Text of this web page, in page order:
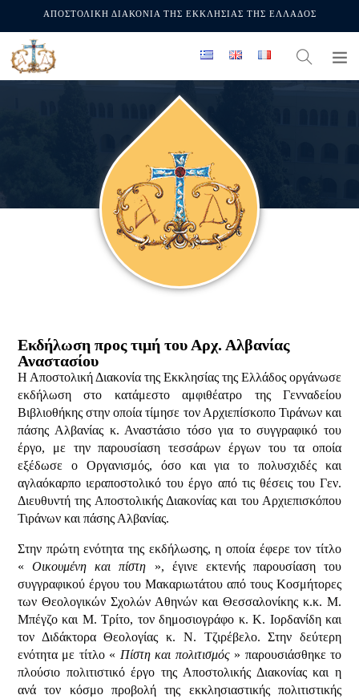
ΑΠΟΣΤΟΛΙΚΗ ΔΙΑΚΟΝΙΑ ΤΗΣ ΕΚΚΛΗΣΙΑΣ ΤΗΣ ΕΛΛΑΔΟΣ
Εκδήλωση προς τιμή του Αρχ. Αλβανίας
Αναστασίου
Η Αποστολική Διακονία της Εκκλησίας της Ελλάδος οργάνωσε
εκδήλωση στο κατάμεστο αμφιθέατρο της Γενναδείου
Βιβλιοθήκης στην οποία τίμησε τον Αρχιεπίσκοπο Τιράνων και
πάσης Αλβανίας κ. Αναστάσιο τόσο για το συγγραφικό του
έργο, με την παρουσίαση τεσσάρων έργων του τα οποία
εξέδωσε ο Οργανισμός, όσο και για το πολυσχιδές και
αγλαόκαρπο ιεραποστολικό του έργο από τις θέσεις του Γεν.
Διευθυντή της Αποστολικής Διακονίας και του Αρχιεπισκόπου
Τιράνων και πάσης Αλβανίας.
Στην πρώτη ενότητα της εκδήλωσης, η οποία έφερε τον τίτλο
«Οικουμένη και πίστη », έγινε εκτενής παρουσίαση του
συγγραφικού έργου του Μακαριωτάτου από τους Κοσμήτορες
των Θεολογικών Σχολών Αθηνών και Θεσσαλονίκης κ.κ. Μ.
Μπέγζο και Μ. Τρίτο, τον δημοσιογράφο κ. Κ. Ιορδανίδη και
τον Διδάκτορα Θεολογίας κ. Ν. Τζιρέβελο. Στην δεύτερη
ενότητα με τίτλο « Πίστη και πολιτισμός » παρουσιάσθηκε το
πλούσιο πολιτιστικό έργο της Αποστολικής Διακονίας και η
ανά τον κόσμο προβολή της εκκλησιαστικής πολιτιστικής